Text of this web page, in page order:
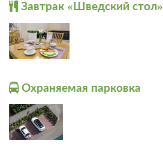
Завтрак «Шведский стол»
Охраняемая парковка